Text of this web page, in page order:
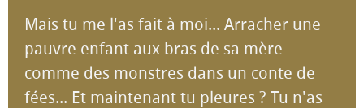
Mais tu me l'as fait à moi... Arracher une
pauvre enfant aux bras de sa mère
comme des monstres dans un conte de
fées... Et maintenant tu pleures ? Tu n'as